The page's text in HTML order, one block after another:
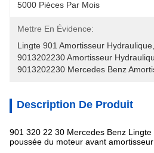
5000 Pièces Par Mois
Mettre En Évidence:
Lingte 901 Amortisseur Hydraulique
9013202230 Amortisseur
9013202230 Mercedes Benz
Description De Produit
901 320 22 30 Mercedes Benz
poussée du moteur avant